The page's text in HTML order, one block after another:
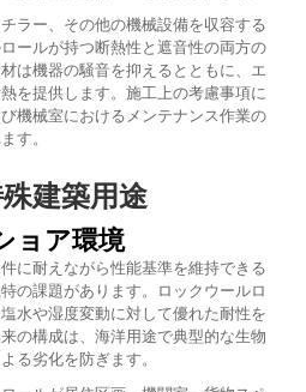
ラー、その他の機械設備を収容する
ールが持つ断熱性と遮音性の両方の
は機器の騒音を抑えるとともに、エ
を提供します。施工上の考慮事項に
機械室におけるメンテナンス作業の
す。
建築用途
ョア環境
に耐えながら性能基準を維持できる
の課題があります。ロックウールロ
水や湿度変動に対して優れた耐性を
の構成は、海洋用途で典型的な生物
る劣化を防ぎます。